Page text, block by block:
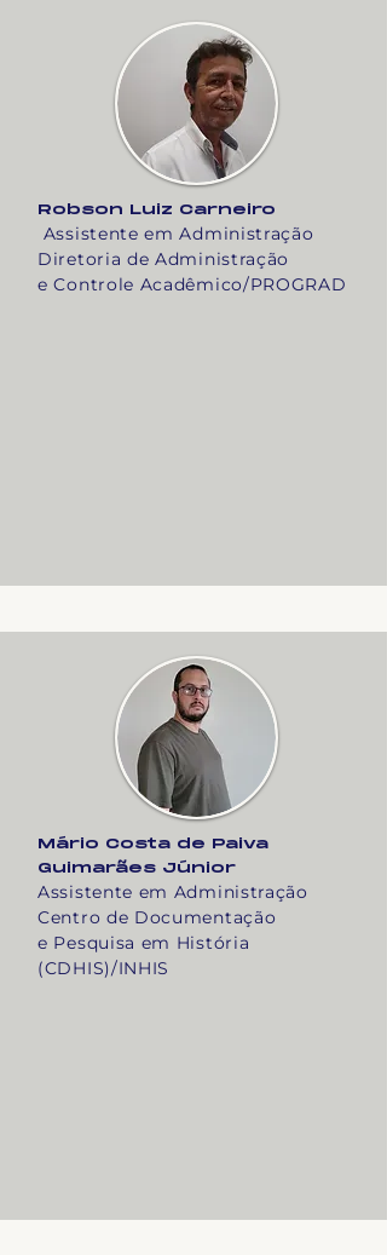
Robson Luiz Carneiro
Assistente em Administração
Diretoria de Administração
e Controle Acadêmico/PROGRAD
Mário Costa de Paiva
Guimarães Júnior
Assistente em Administração
Centro de Documentação
e Pesquisa em História
(CDHIS)/INHIS